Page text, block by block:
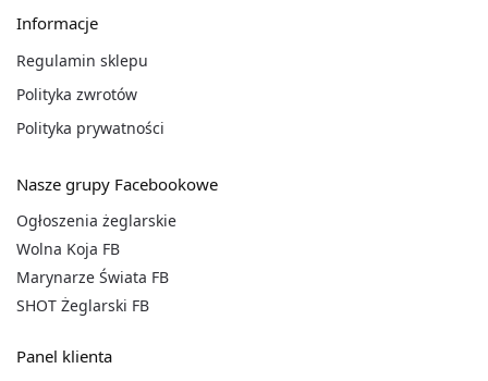
Informacje
Regulamin sklepu
Polityka zwrotów
Polityka prywatności
Nasze grupy Facebookowe
Ogłoszenia żeglarskie
Wolna Koja FB
Marynarze Świata FB
SHOT Żeglarski FB
Panel klienta